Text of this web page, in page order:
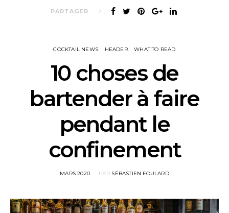
PARTAGER
COCKTAIL NEWS HEADER WHAT TO READ
10 choses de
bartender à faire
pendant le
confinement
POSTED
MARS 2020 PAR SÉBASTIEN FOULARD